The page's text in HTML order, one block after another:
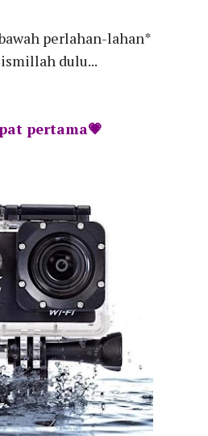
perlahan-lahan*
dulu...
pertama💗